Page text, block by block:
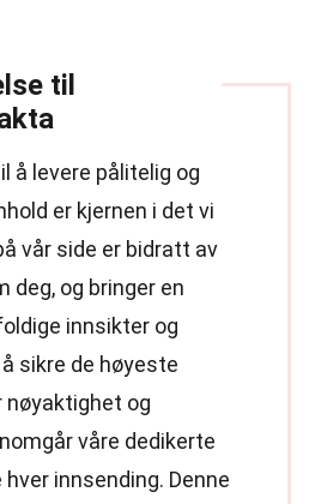
til
å levere pålitelig og
er kjernen i det vi
vår side er bidratt av
deg, og bringer en
innsikter og
sikre de høyeste
nøyaktighet og
våre dedikerte
hver innsending. Denne